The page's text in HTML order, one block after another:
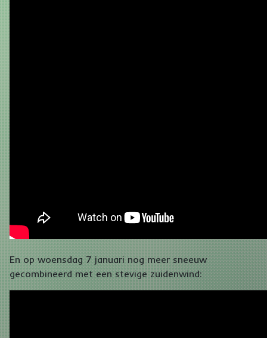
En op woensdag 7 januari nog meer sneeuw
gecombineerd met een stevige zuidenwind: